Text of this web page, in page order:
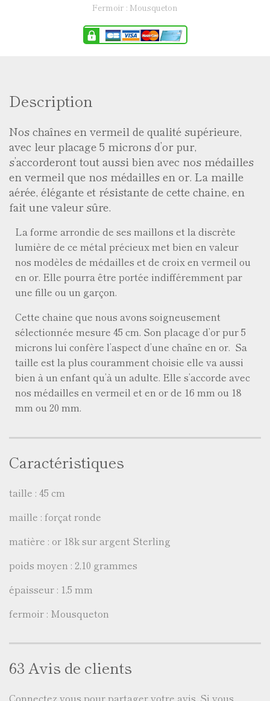
fermoir : Mousqueton
Description
Nos chaînes en vermeil de qualité supérieure,
avec leur placage 5 microns d’or pur,
s’accorderont tout aussi bien avec nos médailles
en vermeil que nos médailles en or. La maille
aérée, élégante et résistante de cette chaine, en
fait une valeur sûre.
La forme arrondie de ses maillons et la discrète
lumière de ce métal précieux met bien en valeur
nos modèles de médailles et de croix en vermeil ou
en or. Elle pourra être portée indifféremment par
une fille ou un garçon.
Cette chaine que nous avons soigneusement
sélectionnée mesure 45 cm. Son placage d’or pur 5
microns lui confère l’aspect d’une chaîne en or. Sa
taille est la plus couramment choisie elle va aussi
bien à un enfant qu’à un adulte. Elle s’accorde avec
nos médailles en vermeil et en or de 16 mm ou 18
mm ou 20 mm.
Caractéristiques
taille : 45 cm
maille : forçat ronde
matière : or 18k sur argent Sterling
poids moyen : 2,10 grammes
épaisseur : 1,5 mm
fermoir : Mousqueton
63 Avis de clients
Connectez vous pour partager votre avis. Si vous